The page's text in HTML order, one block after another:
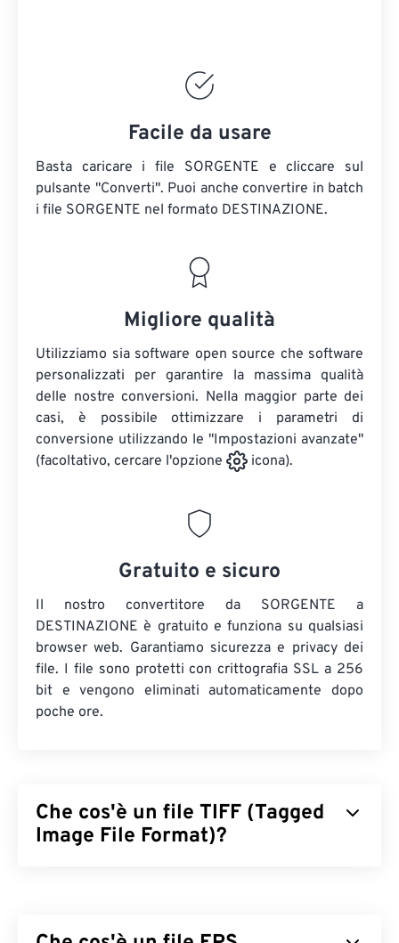
Facile da usare
Basta caricare i file SORGENTE e cliccare sul
pulsante "Converti". Puoi anche convertire in batch
i file SORGENTE nel formato DESTINAZIONE.
Migliore qualità
Utilizziamo sia software open source che software
personalizzati per garantire la massima qualità
delle nostre conversioni. Nella maggior parte dei
casi, è possibile ottimizzare i parametri di
conversione utilizzando le "Impostazioni avanzate"
(facoltativo, cercare l'opzione
icona).
Gratuito e sicuro
Il nostro convertitore da SORGENTE a
DESTINAZIONE è gratuito e funziona su qualsiasi
browser web. Garantiamo sicurezza e privacy dei
file. I file sono protetti con crittografia SSL a 256
bit e vengono eliminati automaticamente dopo
poche ore.
Che cos'è un file TIFF (Tagged
Image File Format)?